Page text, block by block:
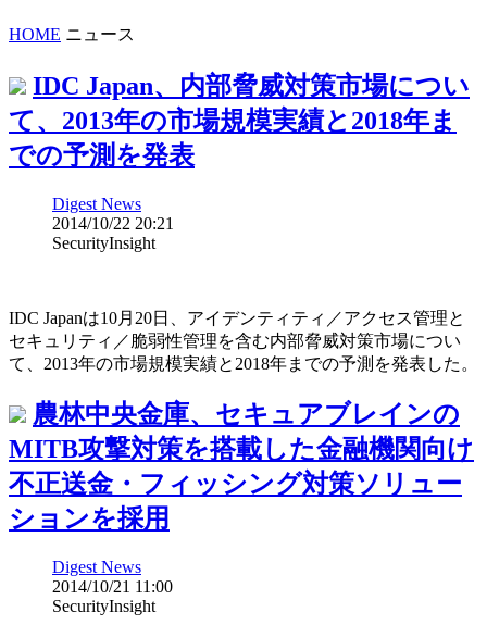
HOME ニュース
IDC Japan、内部脅威対策市場につい
て、2013年の市場規模実績と2018年ま
での予測を発表
Digest News
2014/10/22 20:21
SecurityInsight
IDC Japanは10月20日、アイデンティティ／アクセス管理と
セキュリティ／脆弱性管理を含む内部脅威対策市場につい
て、2013年の市場規模実績と2018年までの予測を発表した。
農林中央金庫、セキュアブレインの
MITB攻撃対策を搭載した金融機関向け
不正送金・フィッシング対策ソリュー
ションを採用
Digest News
2014/10/21 11:00
SecurityInsight